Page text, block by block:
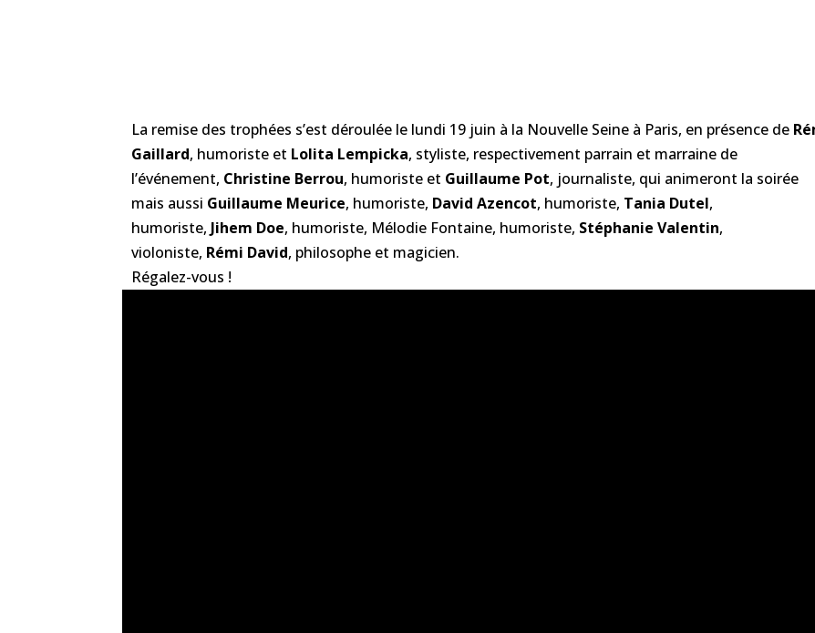
La remise des trophées s’est déroulée le lundi 19 juin à la Nouvelle Seine à Paris, en présence de
Gaillard, humoriste et Lolita Lempicka, styliste, respectivement parrain et marraine de
l’événement, Christine Berrou, humoriste et Guillaume Pot, journaliste, qui animeront la soirée
mais aussi Guillaume Meurice, humoriste, David Azencot, humoriste, Tania Dutel,
humoriste, Jihem Doe, humoriste, Mélodie Fontaine, humoriste, Stéphanie Valentin,
violoniste, Rémi David, philosophe et magicien.
Régalez-vous !